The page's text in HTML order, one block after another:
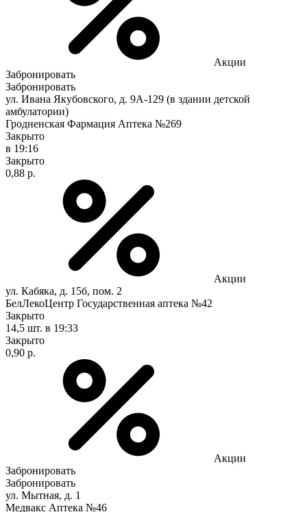
Акции
Забронировать
Забронировать
ул. Ивана Якубовского, д. 9А-129 (в здании детской
амбулатории)
Гродненская Фармация Аптека №269
Закрыто
в 19:16
Закрыто
0,88 р.
Акции
ул. Кабяка, д. 15б, пом. 2
БелЛекоЦентр Государственная аптека №42
Закрыто
14,5 шт. в 19:33
Закрыто
0,90 р.
Акции
Забронировать
Забронировать
ул. Мытная, д. 1
Медвакс Аптека №46